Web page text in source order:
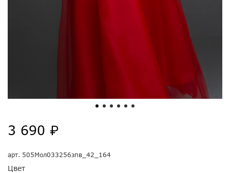
арт. 505Мол033256зпв_42_164
Цвет
3 690 ₽